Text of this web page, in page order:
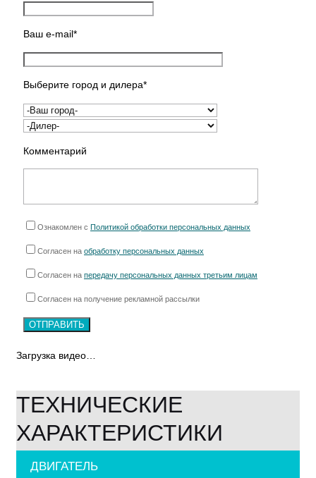
Ваш e-mail*
Выберите город и дилера*
Комментарий
Ознакомлен с Политикой обработки персональных данных
Согласен на обработку персональных данных
Согласен на передачу персональных данных третьим лицам
Согласен на получение рекламной рассылки
Загрузка видео…
ТЕХНИЧЕСКИЕ
ХАРАКТЕРИСТИКИ
ДВИГАТЕЛЬ